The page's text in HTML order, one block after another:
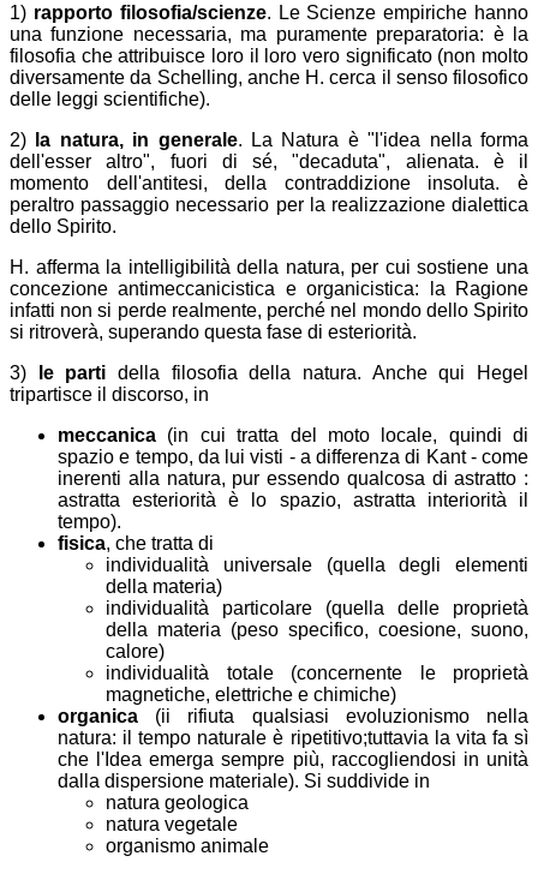
1) rapporto filosofia/scienze. Le Scienze empiriche hanno
una funzione necessaria, ma puramente preparatoria: è la
filosofia che attribuisce loro il loro vero significato (non molto
diversamente da Schelling, anche H. cerca il senso filosofico
delle leggi scientifiche).
2)
la natura, in generale. La Natura è "l'idea nella forma
dell'esser altro", fuori di sé, "decaduta", alienata. è il
momento dell'antitesi, della contraddizione insoluta. è
peraltro passaggio necessario per la realizzazione dialettica
dello Spirito.
H. afferma la intelligibilità della natura, per cui sostiene una
concezione antimeccanicistica e organicistica: la Ragione
infatti non si perde realmente, perché nel mondo dello Spirito
si ritroverà, superando questa fase di esteriorità.
3)
le parti della filosofia della natura. Anche qui Hegel
tripartisce il discorso, in
meccanica (in cui tratta del moto locale, quindi di
spazio e tempo, da lui visti - a differenza di Kant - come
inerenti alla natura, pur essendo qualcosa di astratto :
astratta esteriorità è lo spazio, astratta interiorità il
tempo).
fisica, che tratta di
individualità universale (quella degli elementi
della materia)
individualità particolare (quella delle proprietà
della materia (peso specifico, coesione, suono,
calore)
individualità totale (concernente le proprietà
magnetiche, elettriche e chimiche)
organica (ii rifiuta qualsiasi evoluzionismo nella
natura: il tempo naturale è ripetitivo;tuttavia la vita fa sì
che l'Idea emerga sempre più, raccogliendosi in unità
dalla dispersione materiale). Si suddivide in
natura geologica
natura vegetale
organismo animale